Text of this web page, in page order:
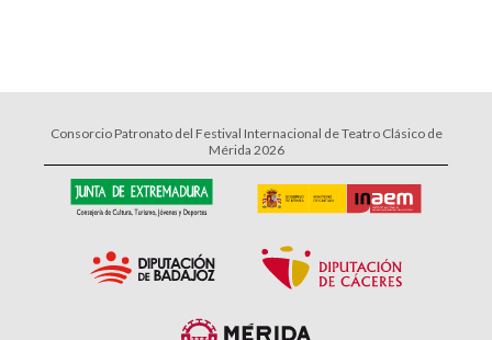
Consorcio Patronato del Festival Internacional de Teatro Clásico de
Mérida 2026